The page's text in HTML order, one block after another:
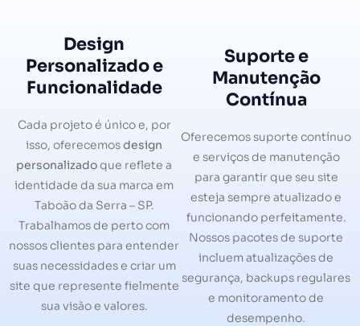
Design
Personalizado e
Funcionalidade
Cada projeto é único e, por
isso, oferecemosdesign
personalizadoque reflete a
identidade da sua marca em
Taboão da Serra – SP.
Trabalhamos de perto com
nossos clientes para entender
suas necessidades e criar um
site que represente fielmente
sua visão e valores.
Suporte e
Manutenção
Contínua
Oferecemos suporte contínuo
e serviços de manutenção
para garantir que seu site
esteja sempre atualizado e
funcionando perfeitamente.
Nossos pacotes de suporte
incluem atualizações de
segurança, backups regulares
e monitoramento de
desempenho.